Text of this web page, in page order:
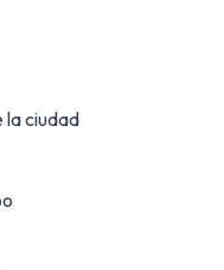
la ciudad